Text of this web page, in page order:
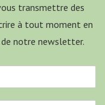
transmettre des
à tout moment en
notre newsletter.